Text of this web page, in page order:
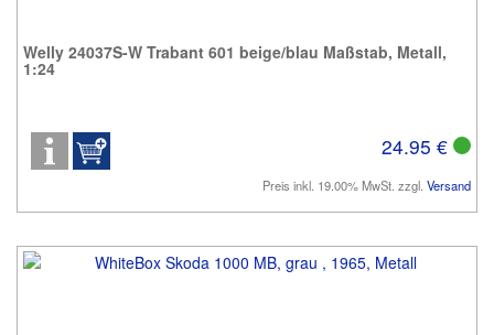
Welly 24037S-W Trabant 601 beige/blau Maßstab, Metall,
1:24
24.95 €
Preis inkl. 19.00% MwSt. zzgl. Versand